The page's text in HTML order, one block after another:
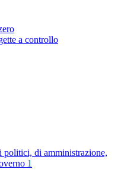
a controllo
di amministrazione,
1